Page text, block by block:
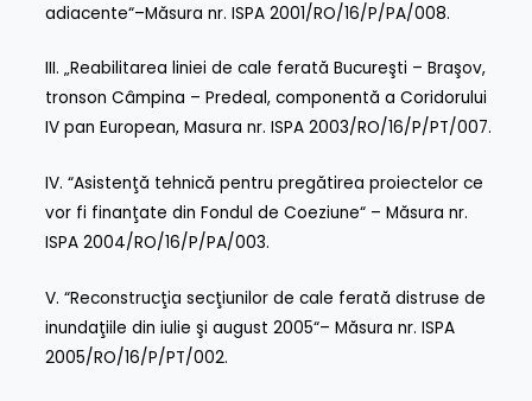
adiacente“–Măsura nr. ISPA 2001/RO/16/P/PA/008.
III.„Reabilitarea liniei de cale ferată Bucureşti – Braşov,
tronson Câmpina – Predeal, componentă a Coridorului
IV pan European, Masura nr. ISPA 2003/RO/16/P/PT/007.
IV. “Asistenţă tehnică pentru pregătirea proiectelor ce
vor fi finanţate din Fondul de Coeziune“ – Măsura nr.
ISPA 2004/RO/16/P/PA/003.
V.“Reconstrucţia secţiunilor de cale ferată distruse de
inundaţiile din iulie şi august 2005“– Măsura nr. ISPA
2005/RO/16/P/PT/002.